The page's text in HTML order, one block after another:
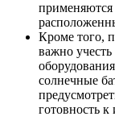
Кроме того,
важно
солнечные
готовность к